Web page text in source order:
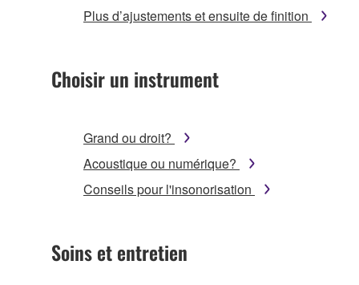
Plus d’ajustements et ensuite de finition
Choisir un instrument
Grand ou droit?
Acoustique ou numérique?
Conseils pour l'insonorisation
Soins et entretien